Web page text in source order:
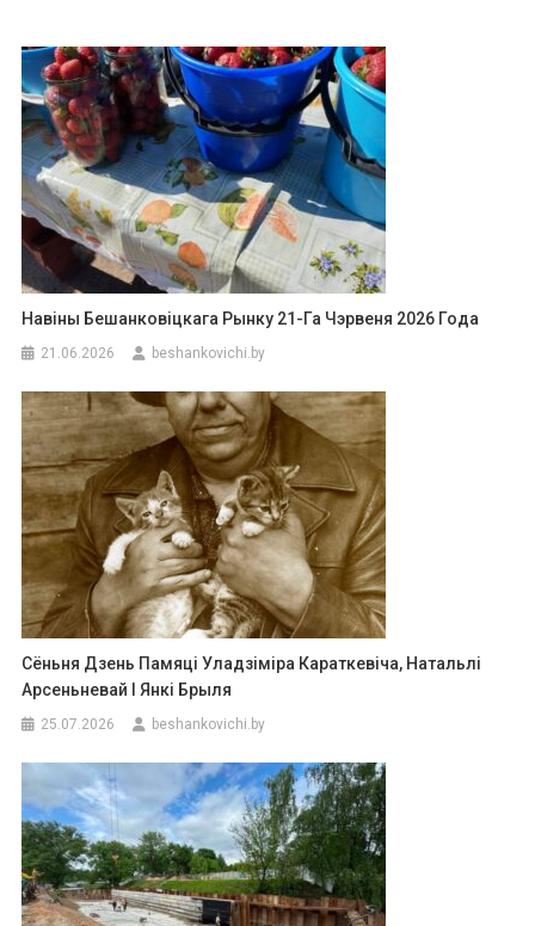
Навіны Бешанковіцкага Рынку 21-Га Чэрвеня 2026 Года
21.06.2026 beshankovichi.by
Сёньня Дзень Памяці Уладзіміра Караткевіча, Натальлі
Арсеньневай І Янкі Брыля
25.07.2026 beshankovichi.by